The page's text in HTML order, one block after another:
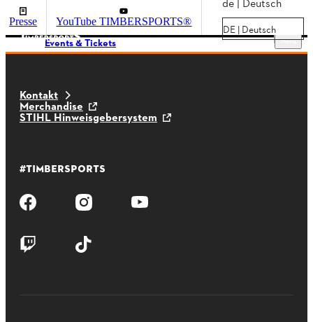
Presse YouTube TIMBERSPORTS®
de | Deutsch
DE | Deutsch
Menu
Events & Tickets
Kontakt
Merchandise
STIHL Hinweisgebersystem
#TIMBERSPORTS